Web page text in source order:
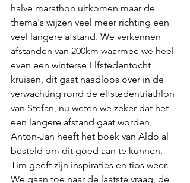
halve marathon uitkomen maar de
thema's wijzen veel meer richting een
veel langere afstand. We verkennen
afstanden van 200km waarmee we heel
even een winterse Elfstedentocht
kruisen, dit gaat naadloos over in de
verwachting rond de elfstedentriathlon
van Stefan, nu weten we zeker dat het
een langere afstand gaat worden.
Anton-Jan heeft het boek van Aldo al
besteld om dit goed aan te kunnen.
Tim geeft zijn inspiraties en tips weer.
We gaan toe naar de laatste vraag, de